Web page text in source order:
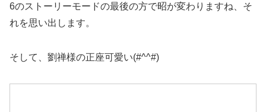
6のストーリーモードの最後の方で昭が変わりますね、そ
れを思い出します。
そして、劉禅様の正座可愛い(#^^#)